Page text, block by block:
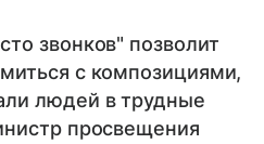
звонков" позволит
с композициями,
людей в трудные
просвещения